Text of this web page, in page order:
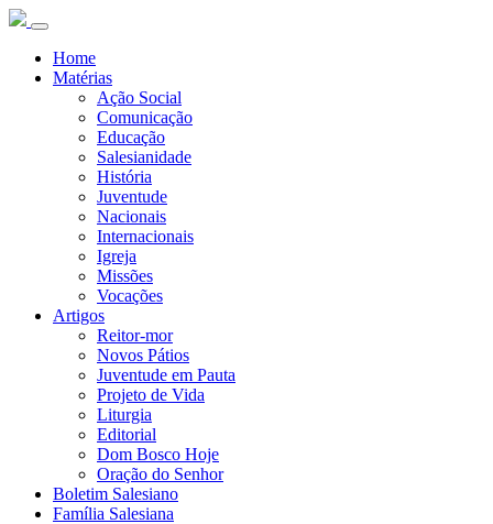
Home
Matérias
Ação Social
Comunicação
Educação
Salesianidade
História
Juventude
Nacionais
Internacionais
Igreja
Missões
Vocações
Artigos
Reitor-mor
Novos Pátios
Juventude em Pauta
Projeto de Vida
Liturgia
Editorial
Dom Bosco Hoje
Oração do Senhor
Boletim Salesiano
Família Salesiana